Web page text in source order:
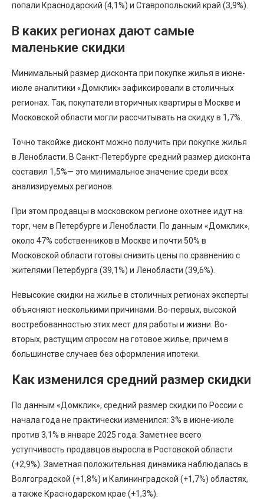
попали Краснодарский (4,1%) и Ставропольский край (3,9%).
В каких регионах дают самые
маленькие скидки
Минимальный размер дисконта при покупке жилья в июне-
июле аналитики «Домклик» зафиксировали в столичных
регионах. Так, покупатели вторичных квартиры в Москве и
Московской области могли рассчитывать на скидку в 1,7%.
Точно такойже дисконт можно получить при покупке жилья
в Ленобласти. В Санкт-Петербурге средний размер дисконта
составил 1,5%— это минимальное значение среди всех
анализируемых регионов.
При этом продавцы в московском регионе охотнее идут на
торг, чем в Петербурге и Ленобласти. По данным «Домклик»,
около 47% собственников в Москве и почти 50% в
Московской области готовы снизить цены по сравнению с
жителями Петербурга (39,1%) и Ленобласти (39,6%).
Невысокие скидки на жилье в столичных регионах эксперты
объясняют несколькими причинами. Во-первых, высокой
востребованностью этих мест для работы и жизни. Во-
вторых, растущим спросом на готовое жилье, причем в
большинстве случаев без оформления ипотеки.
Как изменился средний размер скидки
По данным «Домклик», средний размер скидки по России с
начала года не практически изменился: 3% в июне-июле
против 3,1% в январе 2025 года. Заметнее всего
уступчивость продавцов выросла в Ростовской области
(+2,9%). Заметная положительная динамика наблюдалась в
Волгоградской (+1,8%) и Калининградской (+1,7%) областях,
а также Краснодарском крае (+1,3%).